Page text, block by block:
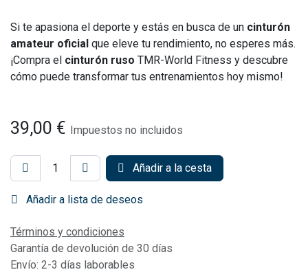
Si te apasiona el deporte y estás en busca de un cinturón
amateur oficial que eleve tu rendimiento, no esperes más.
¡Compra el cinturón ruso TMR-World Fitness y descubre
cómo puede transformar tus entrenamientos hoy mismo!
39,00 € Impuestos no incluidos
Añadir a la cesta
Añadir a lista de deseos
Términos y condiciones
Garantía de devolución de 30 días
Envío: 2-3 días laborables